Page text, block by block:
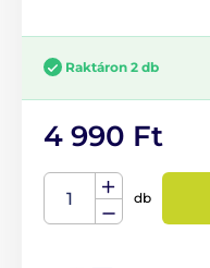
Raktáron 2 db
4 990 Ft
db